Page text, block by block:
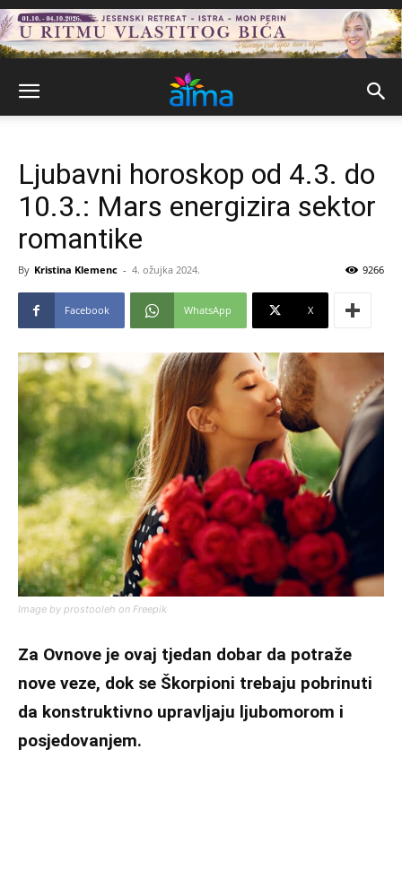
Ljubavni horoskop od 4.3. do
10.3.: Mars energizira sektor
romantike
By Kristina Klemenc - 4. ožujka 2024. 9266
Facebook WhatsApp X
Image by prostooleh on Freepik
Za Ovnove je ovaj tjedan dobar da potraže
nove veze, dok se Škorpioni trebaju pobrinuti
da konstruktivno upravljaju ljubomorom i
posjedovanjem.